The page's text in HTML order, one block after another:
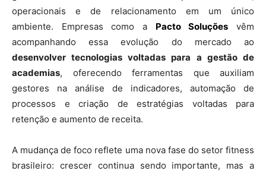
operacionais e de relacionamento em um único
ambiente. Empresas como a Pacto Soluções vêm
acompanhando essa evolução do mercado ao
desenvolver tecnologias voltadas para a gestão de
academias, oferecendo ferramentas que auxiliam
gestores na análise de indicadores, automação de
processos e criação de estratégias voltadas para
retenção e aumento de receita.
A mudança de foco reflete uma nova fase do setor fitness
brasileiro: crescer continua sendo importante, mas a